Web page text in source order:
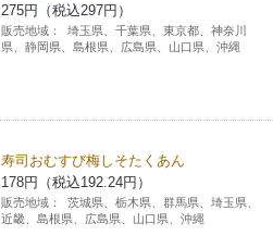
275円（税込297円）
販売地域：
埼玉県、千葉県、東京都、神奈川
県、静岡県、島根県、広島県、山口県、沖縄
寿司おむすび梅しそたくあん
178円（税込192.24円）
販売地域：
茨城県、栃木県、群馬県、埼玉県、
近畿、島根県、広島県、山口県、沖縄